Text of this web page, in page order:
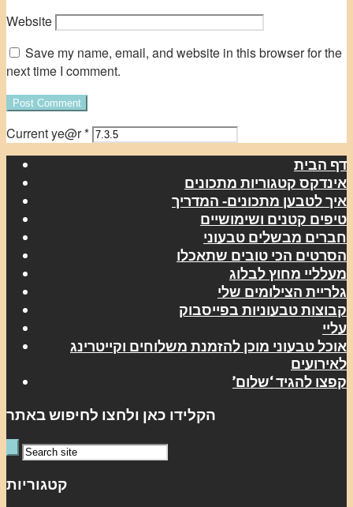
Website
Save my name, email, and website in this browser for the
next time I comment.
Current ye@r*
דף הבית
אינדקס קטגוריות מתכונים
איך לטבען מתכונים- המדריך
טיפים קטנים ושימושיים
חברים מבשלים טבעוני
הסרטים הכי טובים שתאכלו
מעלליי מחוץ לבלוג
גלריית הצילומים שלי
קבוצות טבעוניות בפייסבוק
עליי
אוכל טבעוני מוכן להזמנת משלוחים וקייטרינג
לאירועים
קפצו להגיד ‘שלום’
הקלידו כאן ולחצו לחיפוש באתר
קטגוריות